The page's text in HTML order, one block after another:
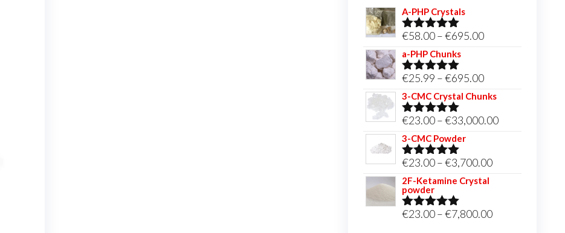
A-PHP Crystals
Rated5.00
out of 5
€58.00 –€695.00Price
through
€695.00
a-PHP Chunks
Rated5.00
out of 5
€25.99 –€695.00Price
range:
through
3-CMC Crystal Chunks
Rated5.00
out of 5
€23.00 –€33,000.00Price
3-CMC Powder
Rated5.00
out of 5
€23.00 –€3,700.00Price
through
2F-Ketamine Crystal
powder
Rated4.95
€23.00 –€7,800.00Price